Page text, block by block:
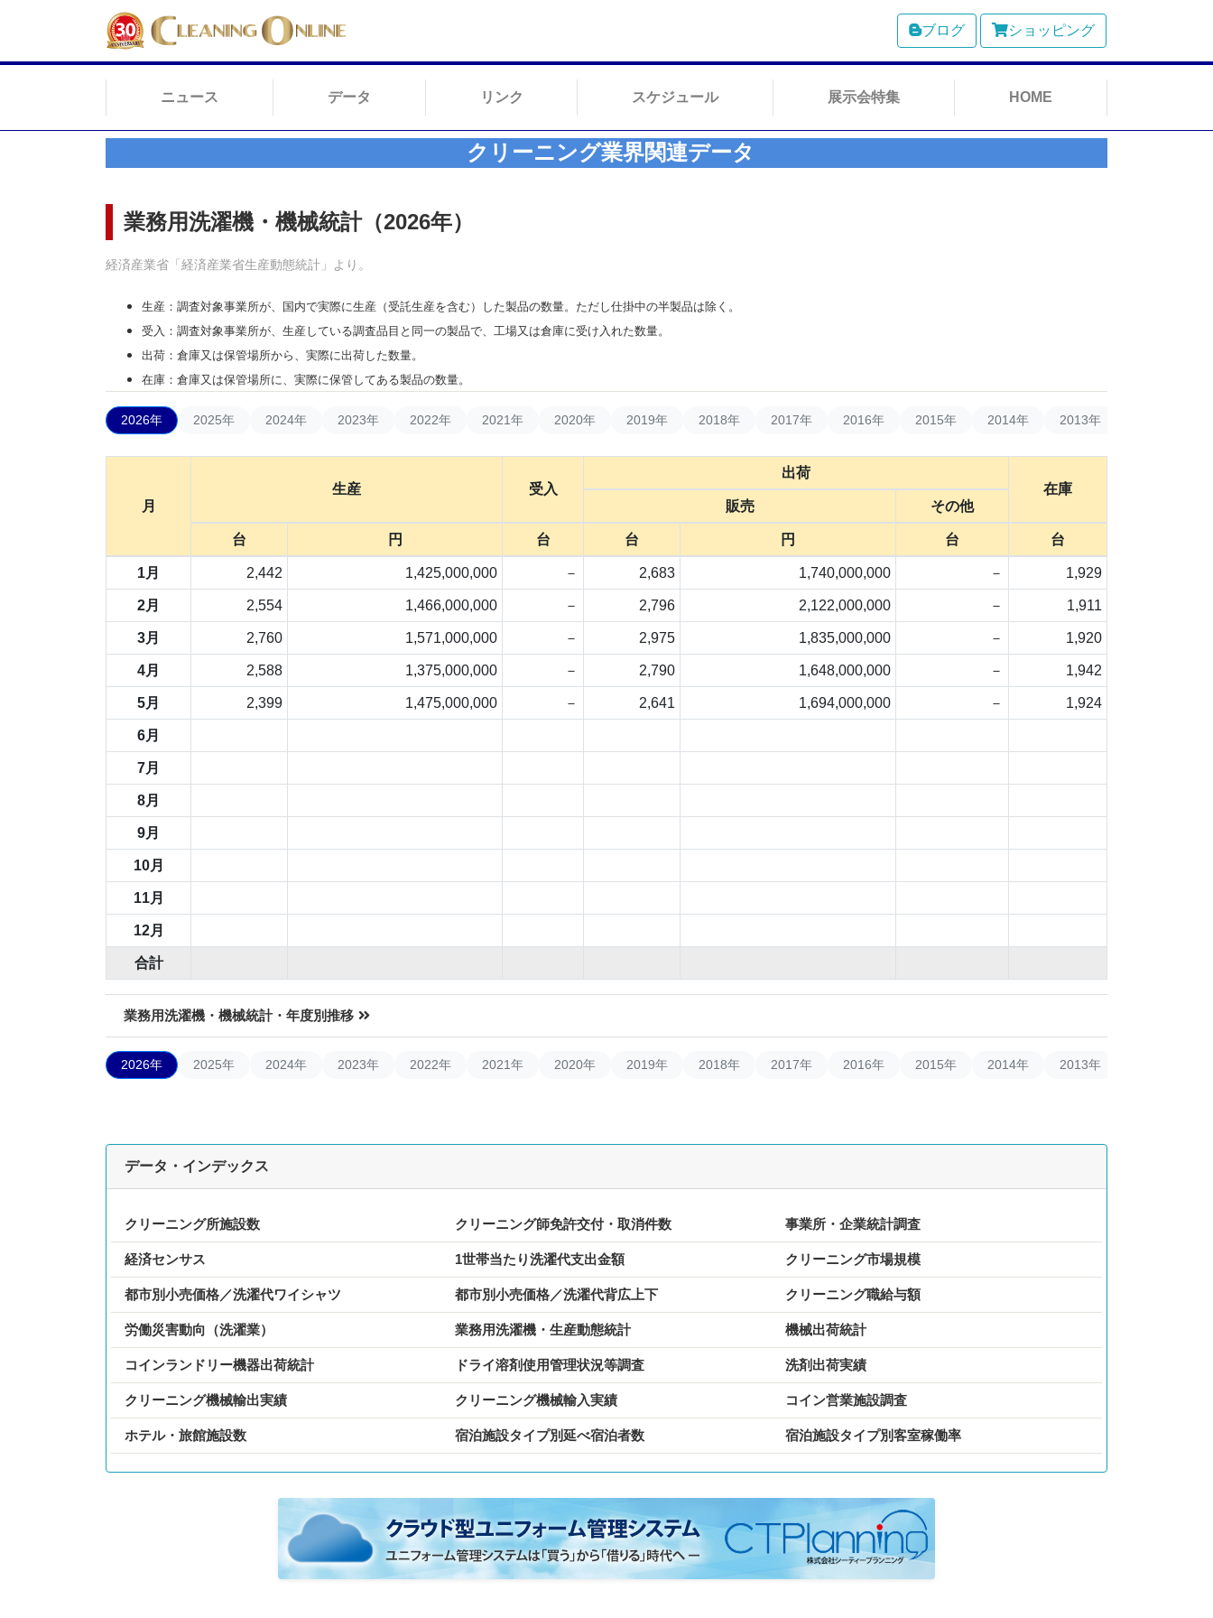
ブログ ショッピング
ニュース データ リンク スケジュール 展示会特集 HOME
クリーニング業界関連データ
業務用洗濯機・機械統計（2026年）
経済産業省「経済産業省生産動態統計」より。
生産：調査対象事業所が、国内で実際に生産（受託生産を含む）した製品の数量。ただし仕掛中の半製品は除く。
受入：調査対象事業所が、生産している調査品目と同一の製品で、工場又は倉庫に受け入れた数量。
出荷：倉庫又は保管場所から、実際に出荷した数量。
在庫：倉庫又は保管場所に、実際に保管してある製品の数量。
2026年 2025年 2024年 2023年 2022年 2021年 2020年 2019年 2018年 2017年 2016年 2015年 2014年 2013年
月
生産 受入
出荷
在庫
販売
その他
台 円 台 台 円 台 台
1月 2,442 1,425,000,000 － 2,683 1,740,000,000 － 1,929
2月 2,554 1,466,000,000 － 2,796 2,122,000,000 － 1,911
3月 2,760 1,571,000,000 － 2,975 1,835,000,000 － 1,920
4月 2,588 1,375,000,000 － 2,790 1,648,000,000 － 1,942
5月 2,399 1,475,000,000 － 2,641 1,694,000,000 － 1,924
6月
7月
8月
9月
10月
11月
12月
合計
業務用洗濯機・機械統計・年度別推移
2026年 2025年 2024年 2023年 2022年 2021年 2020年 2019年 2018年 2017年 2016年 2015年 2014年 2013年
データ・インデックス
クリーニング所施設数 クリーニング師免許交付・取消件数 事業所・企業統計調査
経済センサス 1世帯当たり洗濯代支出金額 クリーニング市場規模
都市別小売価格／洗濯代ワイシャツ 都市別小売価格／洗濯代背広上下 クリーニング職給与額
労働災害動向（洗濯業） 業務用洗濯機・生産動態統計 機械出荷統計
コインランドリー機器出荷統計 ドライ溶剤使用管理状況等調査 洗剤出荷実績
クリーニング機械輸出実績 クリーニング機械輸入実績 コイン営業施設調査
ホテル・旅館施設数 宿泊施設タイプ別延べ宿泊者数 宿泊施設タイプ別客室稼働率